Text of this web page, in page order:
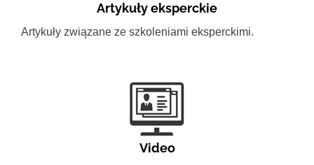
Artykuły eksperckie
Artykuły związane ze szkoleniami eksperckimi.
Video